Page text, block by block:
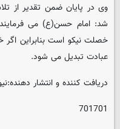
وی در پایان ضمن تقدیر از
شد: امام حسن(ع) می
خصلت نیکو است بنابراین
عبادت تبدیل می شود.
دریافت کننده و انتشار
701701